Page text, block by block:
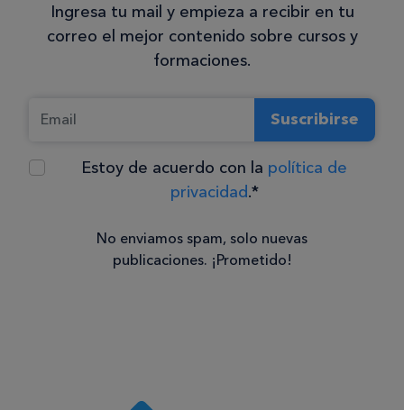
Ingresa tu mail y empieza a recibir en tu
correo el mejor contenido sobre cursos y
formaciones.
Suscribirse
Estoy de acuerdo con la política de
privacidad.*
Consentimiento
política de
No enviamos spam, solo nuevas
publicaciones. ¡Prometido!